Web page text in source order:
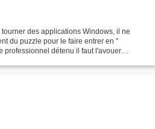
des applications Windows, il ne
du puzzle pour le faire entrer en "
professionnel détenu il faut l'avouer